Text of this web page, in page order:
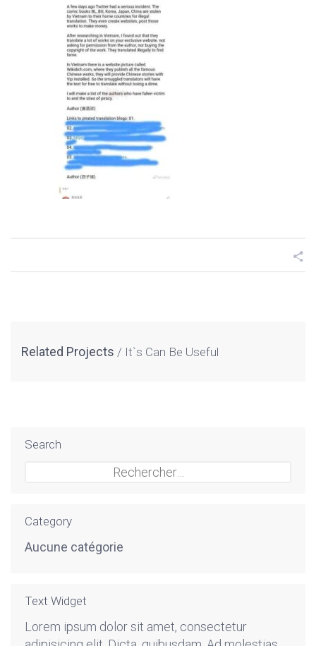
Related Projects It`s Can Be Useful
Search
Category
Aucune catégorie
Text Widget
Lorem ipsum dolor sit amet, consectetur